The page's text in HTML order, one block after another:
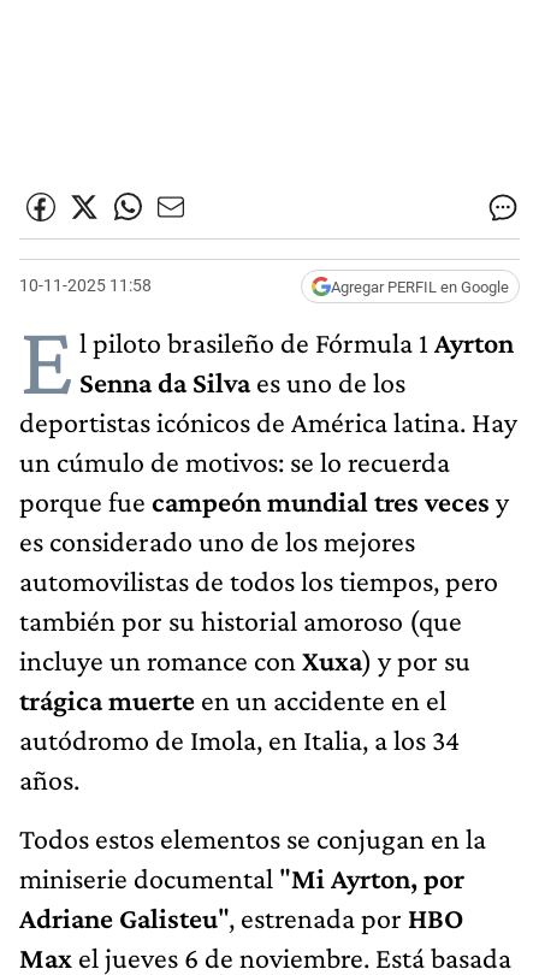
10-11-2025 11:58 Agregar PERFIL en Google
E l piloto brasileño de Fórmula 1 Ayrton
Sennada Silvaes uno de los
deportistas icónicos de América latina. Hay
un cúmulo de motivos: se lo recuerda
porque fue campeón mundial tres veces y
es considerado uno de los mejores
automovilistas de todos los tiempos, pero
también por su historial amoroso (que
incluye un romance con Xuxa) y por su
trágica muerte en un accidente en el
autódromo de Imola, en Italia, a los 34
años.
Todos estos elementos se conjugan en la
miniserie documental "Mi Ayrton, por
Adriane Galisteu", estrenada por HBO
Max el jueves 6 de noviembre. Está basada